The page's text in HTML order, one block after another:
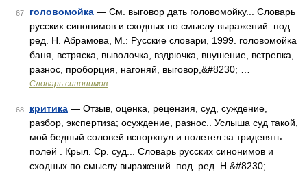
67 головомойка — См. выговор дать головомойку... Словарь
русских синонимов и сходных по смыслу выражений. под.
ред. Н. Абрамова, М.: Русские словари, 1999. головомойка
баня, встряска, выволочка, вздрючка, внушение, встрепка,
разнос, проборция, нагоняй, выговор,&#8230; …
Словарь синонимов
68 критика — Отзыв, оценка, рецензия, суд, суждение,
разбор, экспертиза; осуждение, разнос.. Услыша суд такой,
мой бедный соловей вспорхнул и полетел за тридевять
полей . Крыл. Ср. суд... Словарь русских синонимов и
сходных по смыслу выражений. под. ред. Н.&#8230; …